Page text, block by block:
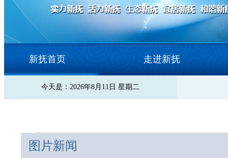
新抚首页 走进新抚
今天是：2026年8月11日 星期二
图片新闻